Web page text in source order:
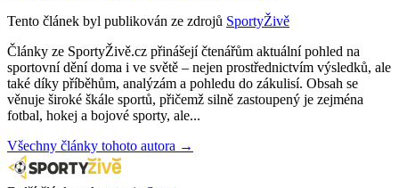
Tento článek byl publikován ze zdrojů SportyŽivě
Články ze SportyŽivě.cz přinášejí čtenářům aktuální pohled na
sportovní dění doma i ve světě – nejen prostřednictvím výsledků, ale
také díky příběhům, analýzám a pohledu do zákulisí. Obsah se
věnuje široké škále sportů, přičemž silně zastoupený je zejména
fotbal, hokej a bojové sporty, ale...
Všechny články tohoto autora →